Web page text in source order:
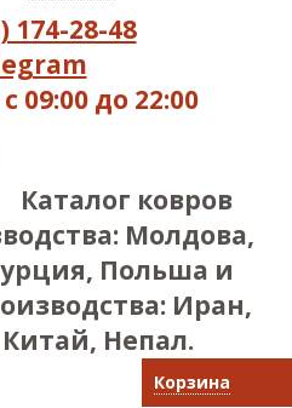
174-28-48
09:00 до 22:00
Каталог ковров
Молдова,
Польша и
Иран,
Непал.
Корзина